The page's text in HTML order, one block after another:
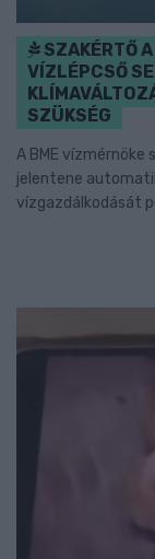
SZAKÉRTŐ
VÍZLÉPCSŐ
SZÜKSÉG
A BME
jelentene
vízgazdálkodását